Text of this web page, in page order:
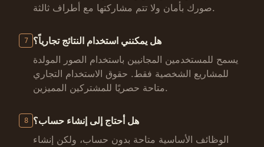
صورك بأمان ولا تتم مشاركتها مع أطراف ثالثة.
7
هل يمكنني استخدام النتائج تجارياً؟
يسمح للمستخدمين المجانيين باستخدام الصور المولدة
للمشاريع الشخصية فقط. حقوق الاستخدام التجاري
متاحة حصريًا للمشتركين المميزين.
8
هل أحتاج إلى إنشاء حساب؟
الوظائف الأساسية متاحة بدون حساب، ولكن إنشاء